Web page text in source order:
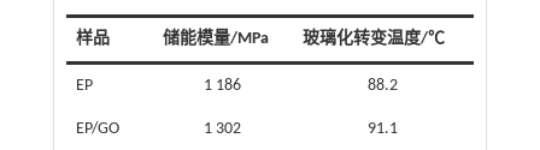
样品 储能模量/MPa 玻璃化转变温度/℃
EP 1 186 88.2
EP/GO 1 302 91.1